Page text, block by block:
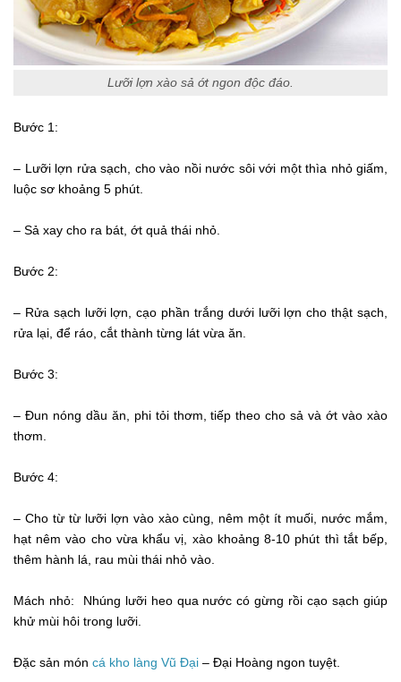
Lưỡi lợn xào sả ớt ngon độc đáo.
Bước 1:
– Lưỡi lợn rửa sạch, cho vào nồi nước sôi với một thìa nhỏ giấm,
luộc sơ khoảng 5 phút.
– Sả xay cho ra bát, ớt quả thái nhỏ.
Bước 2:
– Rửa sạch lưỡi lợn, cạo phần trắng dưới lưỡi lợn cho thật sạch,
rửa lại, để ráo, cắt thành từng lát vừa ăn.
Bước 3:
– Đun nóng dầu ăn, phi tỏi thơm, tiếp theo cho sả và ớt vào xào
thơm.
Bước 4:
– Cho từ từ lưỡi lợn vào xào cùng, nêm một ít muối, nước mắm,
hạt nêm vào cho vừa khẩu vị, xào khoảng 8-10 phút thì tắt bếp,
thêm hành lá, rau mùi thái nhỏ vào.
Mách nhỏ: Nhúng lưỡi heo qua nước có gừng rồi cạo sạch giúp
khử mùi hôi trong lưỡi.
Đặc sản món cá kho làng Vũ Đại – Đại Hoàng ngon tuyệt.